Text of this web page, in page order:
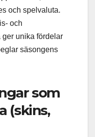
och spelvaluta.
och
ger unika fördelar
säsongens
som
(skins,